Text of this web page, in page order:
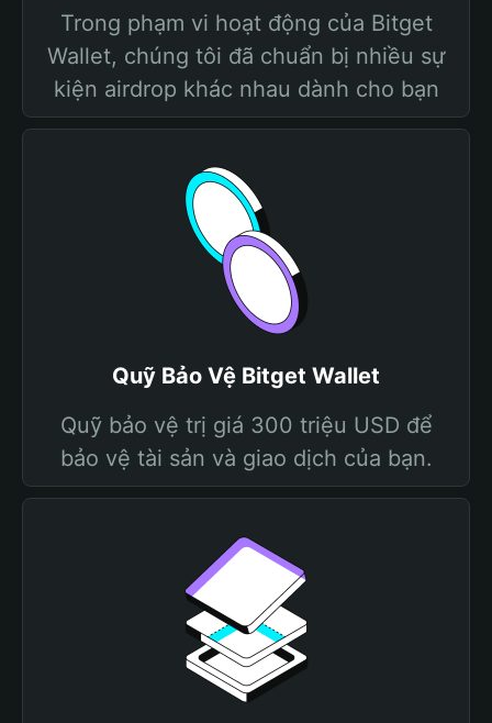
Trong phạm vi hoạt động của Bitget
Wallet, chúng tôi đã chuẩn bị nhiều sự
kiện airdrop khác nhau dành cho bạn
Quỹ Bảo Vệ Bitget Wallet
Quỹ bảo vệ trị giá 300 triệu USD để
bảo vệ tài sản và giao dịch của bạn.